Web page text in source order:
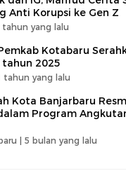
Anti Korupsi ke Gen Z
tahun yang lalu
Kotabaru
tahun 2025
tahun yang lalu
Kota Banjarbaru
Program
| 5 bulan yang lalu